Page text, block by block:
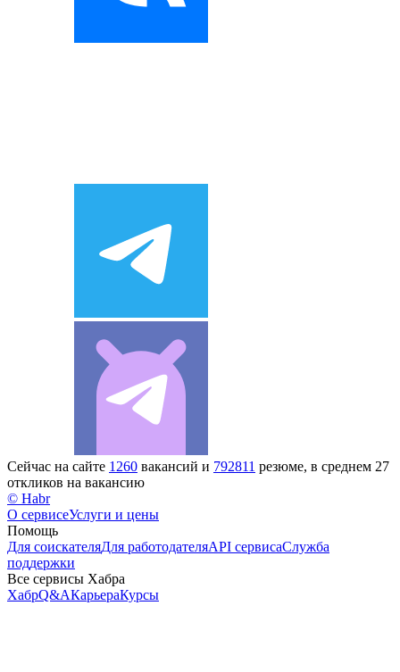
Сейчас на сайте 1260 вакансий и 792811 резюме, в среднем 27
откликов на вакансию
© Habr
О сервисеУслуги и цены
Помощь
Для соискателяДля работодателяAPI сервисаСлужба
поддержки
Все сервисы Хабра
ХабрQ&AКарьераКурсы